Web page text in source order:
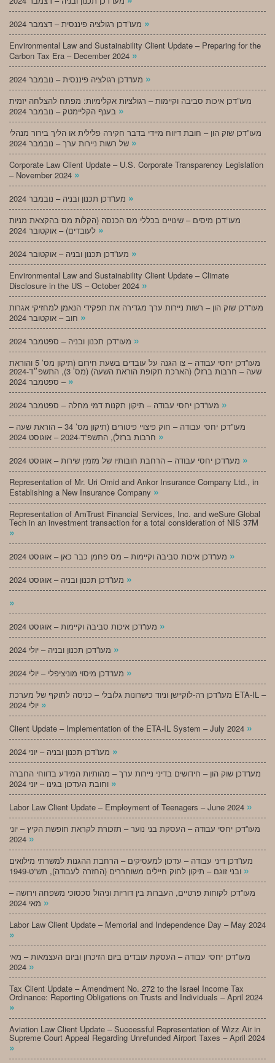
»
Environmental Law and Sustainability Client Update – Preparing for the
Carbon Tax Era – December 2024 »
»
מעו”דכן איכות סביבה וקיימות – רגולציות אקלימיות: מפתח להצלחה יזמית
»
מעו”דכן שוק הון – חובת דיווח מיידי בדבר חקירה פלילית או הליך בירור מנהלי
»
Corporate Law Client Update – U.S. Corporate Transparency Legislation
– November 2024 »
»
מעו”דכן מיסים – שינויים בכללי מס הכנסה (הקלות מס בהקצאת מניות
»
»
Environmental Law and Sustainability Client Update – Climate
Disclosure in the US – October 2024 »
מעו”דכן שוק הון – רשות ניירות ערך מגדירה את תפקידי הנאמן למחזיקי אגרות
»
»
מעו”דכן יחסי עבודה – צו הגנה על עובדים בשעת חירום (תיקון מס’ 5 והוראת
שעה – חרבות ברזל) (הארכת תקופת הוראת השעה) (מס’ 3), התשפ״ד-2024
– ספטמבר 2024 »
»
מעו”דכן יחסי עבודה – חוק פיצויי פיטורים (תיקון מס’ 34 – הוראת שעה –
»
»
Representation of Mr. Uri Omid and Ankor Insurance Company Ltd., in
Establishing a New Insurance Company »
Representation of AmTrust Financial Services, Inc. and weSure Global
Tech in an investment transaction for a total consideration of NIS 37M
»
»
»
»
»
»
»
מעו”דכן רה-לוקיישן וניוד כישרונות גלובלי – כניסה לתוקף של מערכת ETA-IL –
»
Client Update – Implementation of the ETA-IL System – July 2024 »
»
מעו”דכן שוק הון – חידושים בדיני ניירות ערך – מהותיות המידע בדווחי החברה
»
Labor Law Client Update – Employment of Teenagers – June 2024 »
מעו”דכן יחסי עבודה – העסקת בני נוער – תזכורת לקראת חופשת הקיץ – יוני
»
מעו”דכן דיני עבודה – עדכון למעסיקים – הרחבת ההגנות למשרתי מילואים
»
מעו”דכן לקוחות פרטיים, העברות בין דוריות וניהול סכסוכי משפחה וירושה –
»
Labor Law Client Update – Memorial and Independence Day – May 2024
»
מעו”דכן יחסי עבודה – העסקת עובדים ביום הזיכרון וביום העצמאות – מאי
»
Tax Client Update – Amendment No. 272 to the Israel Income Tax
Ordinance: Reporting Obligations on Trusts and Individuals – April 2024
»
Aviation Law Client Update – Successful Representation of Wizz Air in
Supreme Court Appeal Regarding Unrefunded Airport Taxes – April 2024
»